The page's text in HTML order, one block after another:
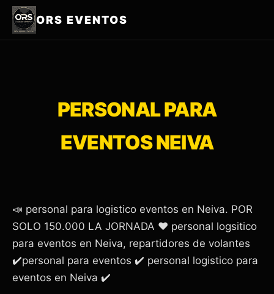
ORS EVENTOS
PERSONAL PARA
EVENTOS NEIVA
📣 personal para logistico eventos en Neiva. POR
SOLO 150.000 LA JORNADA ❤️ personal logsitico
para eventos en Neiva, repartidores de volantes
✔️personal para eventos ✔️ personal logistico para
eventos en Neiva ✔️